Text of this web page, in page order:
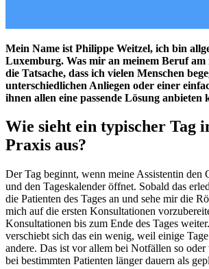
Mein Name ist Philippe Weitzel, ich bin
Luxemburg. Was mir an meinem Beruf am
die Tatsache, dass ich vielen Menschen
unterschiedlichen Anliegen oder einer
ihnen allen eine passende Lösung anbieten
Wie sieht ein typischer Tag
Praxis aus?
Der Tag beginnt, wenn meine Assistentin den
und den Tageskalender öffnet. Sobald das
die Patienten des Tages an und sehe mir die
mich auf die ersten Konsultationen
Konsultationen bis zum Ende des Tages
verschiebt sich das ein wenig, weil einige
andere. Das ist vor allem bei Notfällen so
bei bestimmten Patienten länger dauern als